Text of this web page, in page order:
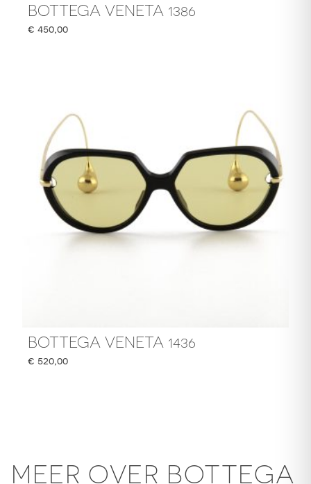
BOTTEGA VENETA 1386
€ 450,00
BOTTEGA VENETA 1436
€ 520,00
MEER OVER BOTTEGA